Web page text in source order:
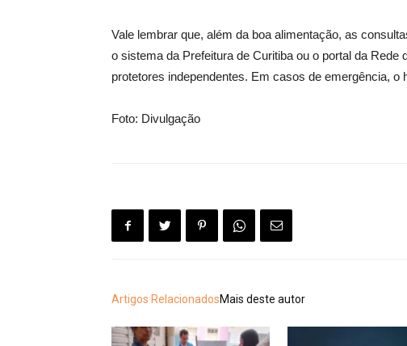
Vale lembrar que, além da boa alimentação, as
o sistema da Prefeitura de Curitiba ou o portal da
protetores independentes. Em casos de emergência,
Foto: Divulgação
Artigos RelacionadosMais deste autor